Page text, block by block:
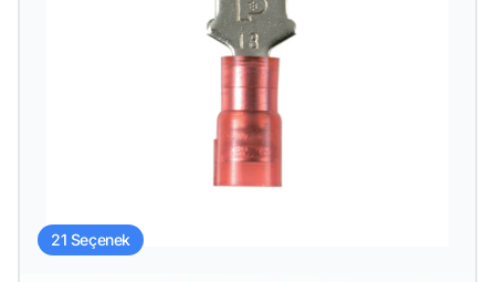
21 Seçenek